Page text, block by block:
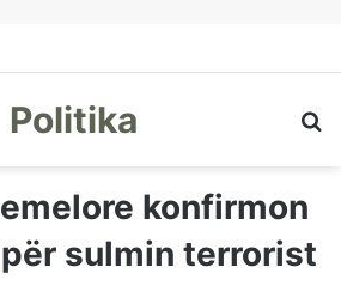
Politika
konfirmon
sulmin terrorist